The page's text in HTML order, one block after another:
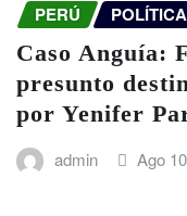
PERÚ POLÍTICA
Caso Anguía:
presunto
por Yenifer
admin Ago